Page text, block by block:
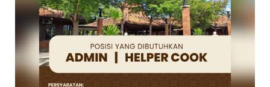
SURAT LAMARAN
RIWAYAT HIDUP